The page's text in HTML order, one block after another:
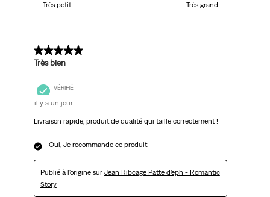
Très petit
Très grand
5 sur 5 étoiles.
Très bien
VÉRIFIÉ
il y a un jour
Livraison rapide, produit de qualité qui taille correctement !
Oui, Je recommande ce produit.
Publié à l'origine sur Jean Ribcage Patte d’eph - Romantic
Story